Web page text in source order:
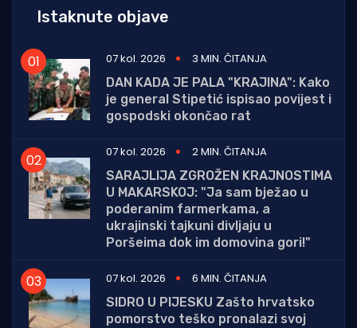
Istaknute objave
07 kol. 2026
3 MIN. ČITANJA
DAN KADA JE PALA "KRAJINA": Kako
je general Stipetić ispisao povijest i
gospodski okončao rat
07 kol. 2026
2 MIN. ČITANJA
SARAJLIJA ZGROŽEN KRAJNOSTIMA
U MAKARSKOJ: "Ja sam bježao u
poderanim farmerkama, a
ukrajinski tajkuni divljaju u
Poršeima dok im domovina gori!"
07 kol. 2026
6 MIN. ČITANJA
SIDRO U PIJESKU Zašto hrvatsko
pomorstvo teško pronalazi svoj